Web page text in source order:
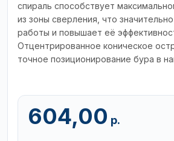
спираль способствует
из зоны сверления, что
работы и повышает её
Отцентрированное коническое
точное позиционирование бура в
604,00 р.